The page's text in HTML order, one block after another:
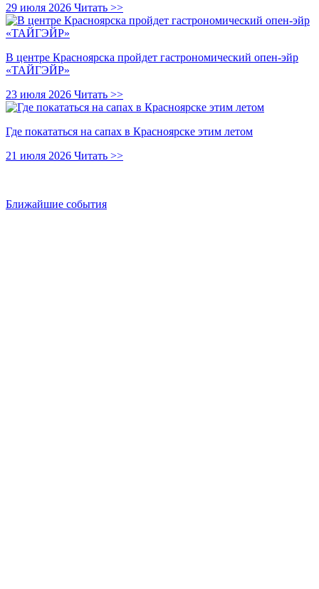
29 июля 2026 Читать >>
В центре Красноярска пройдет гастрономический опен-эйр
«ТАЙГЭЙР»
23 июля 2026 Читать >>
Где покататься на сапах в Красноярске этим летом
21 июля 2026 Читать >>
Ближайшие события